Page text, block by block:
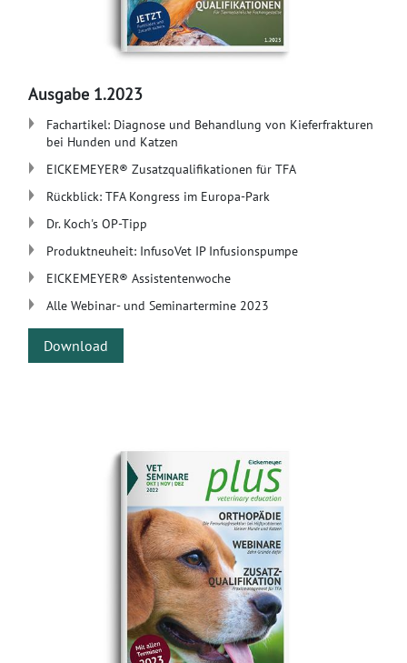
Ausgabe 1.2023
Fachartikel: Diagnose und Behandlung von Kieferfrakturen
bei Hunden und Katzen
EICKEMEYER® Zusatzqualifikationen für TFA
Rückblick: TFA Kongress im Europa-Park
Dr. Koch's OP-Tipp
Produktneuheit: InfusoVet IP Infusionspumpe
EICKEMEYER® Assistentenwoche
Alle Webinar- und Seminartermine 2023
Download